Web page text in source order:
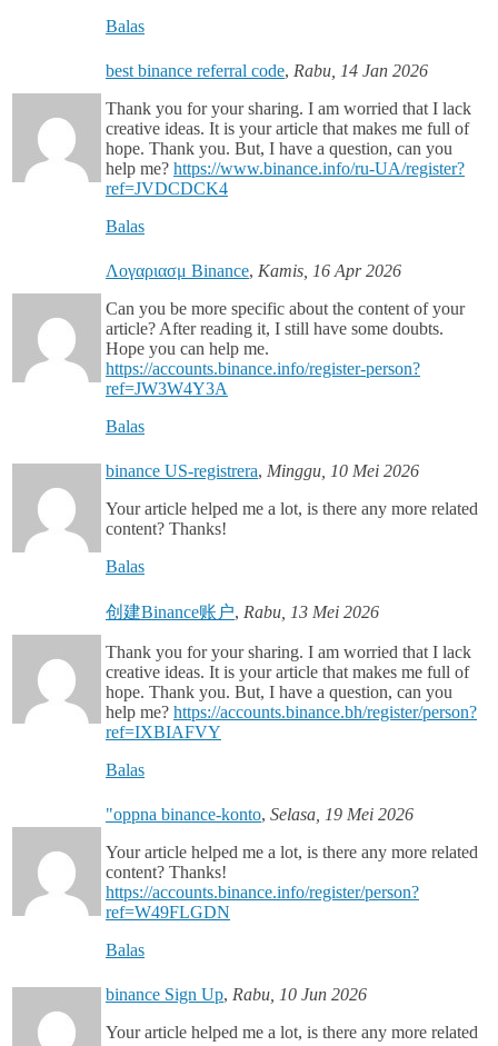
Balas
best binance referral code, Rabu, 14 Jan 2026
Thank you for your sharing. I am worried that I lack
creative ideas. It is your article that makes me full of
hope. Thank you. But, I have a question, can you
help me? https://www.binance.info/ru-UA/register?
ref=JVDCDCK4
Balas
Λογαριασμ Binance, Kamis, 16 Apr 2026
Can you be more specific about the content of your
article? After reading it, I still have some doubts.
Hope you can help me.
https://accounts.binance.info/register-person?
ref=JW3W4Y3A
Balas
binance US-registrera, Minggu, 10 Mei 2026
Your article helped me a lot, is there any more related
content? Thanks!
Balas
创建Binance账户, Rabu, 13 Mei 2026
Thank you for your sharing. I am worried that I lack
creative ideas. It is your article that makes me full of
hope. Thank you. But, I have a question, can you
help me? https://accounts.binance.bh/register/person?
ref=IXBIAFVY
Balas
"oppna binance-konto, Selasa, 19 Mei 2026
Your article helped me a lot, is there any more related
content? Thanks!
https://accounts.binance.info/register/person?
ref=W49FLGDN
Balas
binance Sign Up, Rabu, 10 Jun 2026
Your article helped me a lot, is there any more related